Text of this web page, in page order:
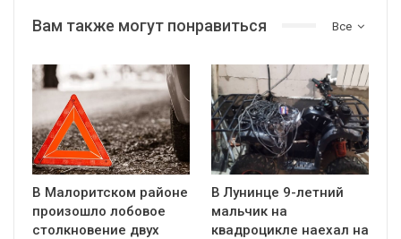
Все
Вам также могут понравиться
В Малоритском районе
произошло лобовое
столкновение двух
В Лунинце 9-летний
мальчик на
квадроцикле наехал на